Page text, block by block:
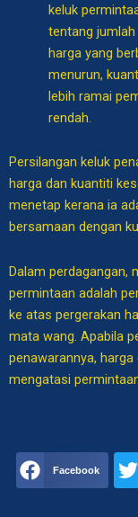
keluk
tentang
harga yang
menurun,
lebih ramai
rendah.
Persilangan keluk
harga dan kuantiti
menetap kerana ia
bersamaan dengan
Dalam perdagangan,
permintaan adalah
ke atas pergerakan
mata wang. Apabila
penawarannya,
mengatasi
Facebook